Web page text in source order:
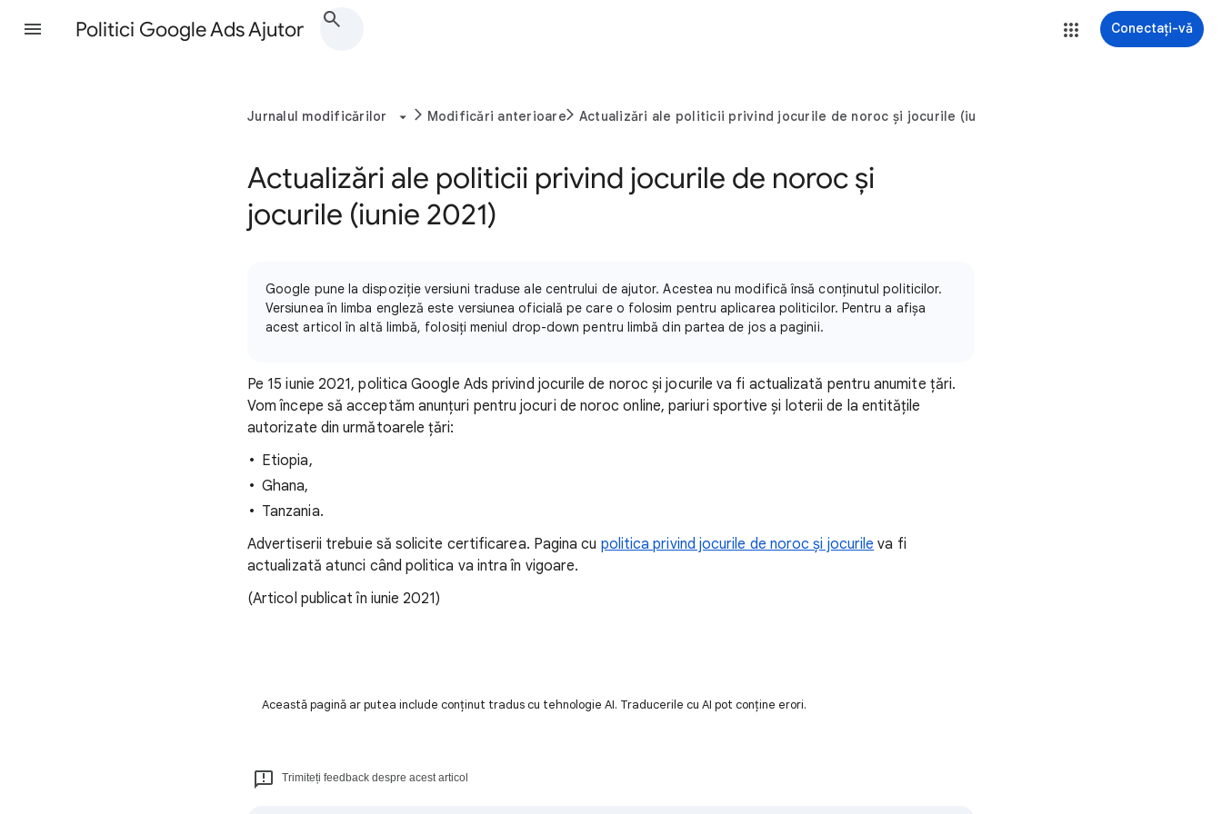
Politici Google Ads Ajutor Conectați-vă
Jurnalul modificărilor Modificări anterioare Actualizări ale politicii privind jocurile de noroc și jocurile (iunie 2021)
Actualizări ale politicii privind jocurile de noroc și
jocurile (iunie 2021)
Google pune la dispoziție versiuni traduse ale centrului de ajutor. Acestea nu modifică însă conținutul politicilor.
Versiunea în limba engleză este versiunea oficială pe care o folosim pentru aplicarea politicilor. Pentru a afișa
acest articol în altă limbă, folosiți meniul drop-down pentru limbă din partea de jos a paginii.
Pe 15 iunie 2021, politica Google Ads privind jocurile de noroc și jocurile va fi actualizată pentru anumite țări.
Vom începe să acceptăm anunțuri pentru jocuri de noroc online, pariuri sportive și loterii de la entitățile
autorizate din următoarele țări:
Etiopia,
Ghana,
Tanzania.
Advertiserii trebuie să solicite certificarea. Pagina cu politica privind jocurile de noroc și jocurile va fi
actualizată atunci când politica va intra în vigoare.
(Articol publicat în iunie 2021)
Această pagină ar putea include conținut tradus cu tehnologie AI. Traducerile cu AI pot conține erori.
Trimiteți feedback despre acest articol